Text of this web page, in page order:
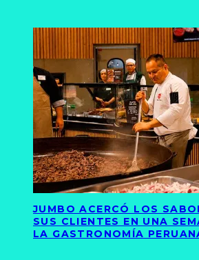
JUMBO ACERCÓ LOS
SUS CLIENTES EN UNA
LA GASTRONOMÍA